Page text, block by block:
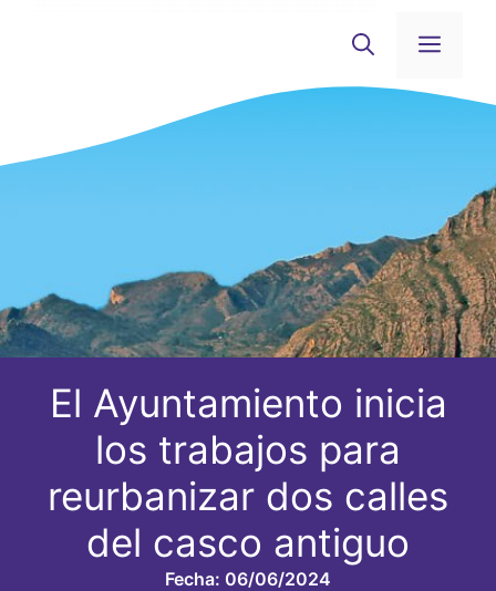
El Ayuntamiento inicia
los trabajos para
reurbanizar dos calles
del casco antiguo
Fecha: 06/06/2024